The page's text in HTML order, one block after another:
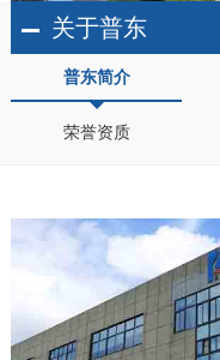
关于普东
普东简介
荣誉资质